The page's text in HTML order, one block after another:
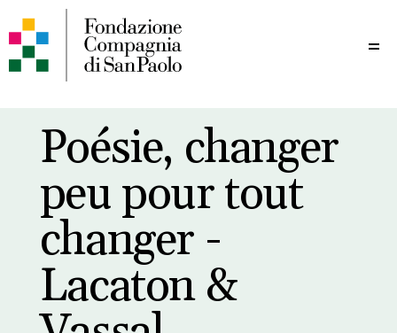
Poésie, changer
peu pour tout
changer -
Lacaton &